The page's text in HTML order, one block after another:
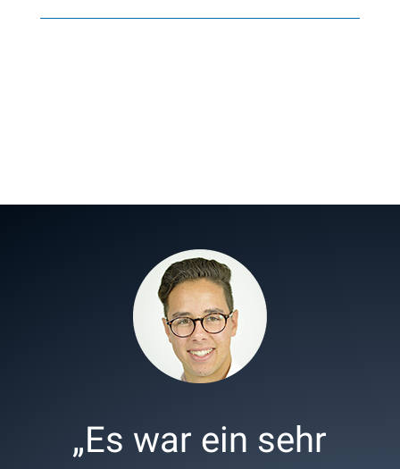
„Es war ein sehr